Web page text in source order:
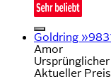
Goldring
Amor
Aktueller Preis